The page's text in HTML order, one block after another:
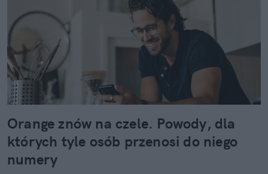
Orange znów na czele. Powody, dla
których tyle osób przenosi do niego
numery